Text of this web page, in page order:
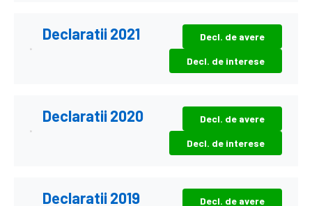
Declaratii 2021 Decl. de avere
Decl. de interese
Declaratii 2020 Decl. de avere
Decl. de interese
Declaratii 2019 Decl. de avere